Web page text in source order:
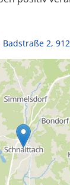
2,